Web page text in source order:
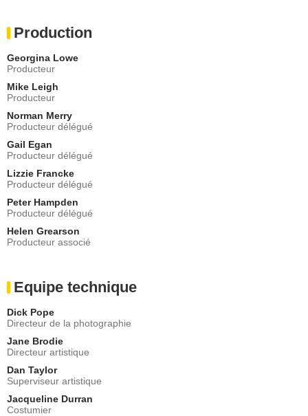
Production
Georgina Lowe
Producteur
Mike Leigh
Producteur
Norman Merry
Producteur délégué
Gail Egan
Producteur délégué
Lizzie Francke
Producteur délégué
Peter Hampden
Producteur délégué
Helen Grearson
Producteur associé
Equipe technique
Dick Pope
Directeur de la photographie
Jane Brodie
Directeur artistique
Dan Taylor
Superviseur artistique
Jacqueline Durran
Costumier